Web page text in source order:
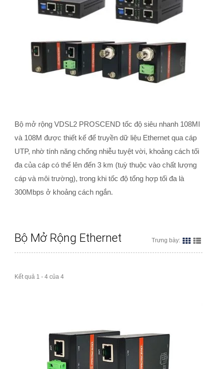
Bộ mở rộng VDSL2 PROSCEND tốc độ siêu nhanh 108MI
và 108M được thiết kế để truyền dữ liệu Ethernet qua cáp
UTP, nhờ tính năng chống nhiễu tuyệt vời, khoảng cách tối
đa của cáp có thể lên đến 3 km (tuỳ thuộc vào chất lượng
cáp và môi trường), trong khi tốc độ tổng hợp tối đa là
300Mbps ở khoảng cách ngắn.
Bộ Mở Rộng Ethernet Trưng bày:
Kết quả 1 - 4 của 4